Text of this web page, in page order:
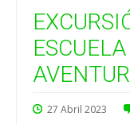
27 Abril 2023